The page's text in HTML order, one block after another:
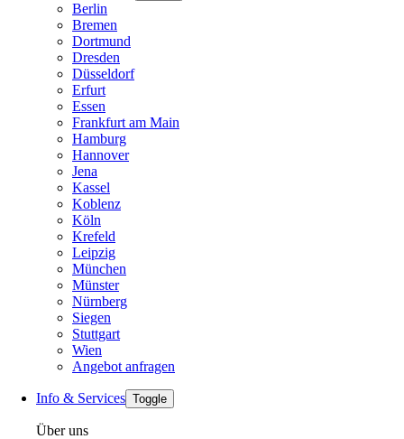
Berlin
Bremen
Dortmund
Dresden
Düsseldorf
Erfurt
Essen
Frankfurt am Main
Hamburg
Hannover
Jena
Kassel
Koblenz
Köln
Krefeld
Leipzig
München
Münster
Nürnberg
Siegen
Stuttgart
Wien
Angebot anfragen
Info & Services Toggle
Über uns